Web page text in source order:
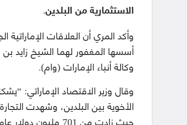
الاستثمارية من البلدين.
وأكد المري أن العلاقات الإماراتية
أسسها المغفور لهما الشيخ زايد
وكالة أنباء الإمارات (وام).
وقال وزير الاقتصاد الإماراتي:
الأخوية بين البلدين، وشهدت